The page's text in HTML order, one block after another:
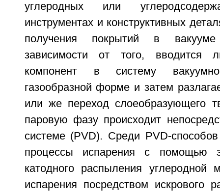
углеродных или
инструментах и конструктивных
получения покрытий в
зависимости от того, вводится
компонент в систему
газообразной форме и затем
или же переход слоеобразующего
паровую фазу происходит
системе (PVD). Среди PVD-
процессы испарения с помощью
катодного распыления углеродной
испарения посредством искрового